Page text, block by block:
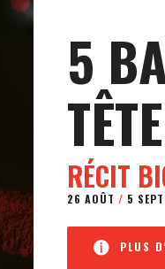
5
TÊTE
RÉCIT
26 AOÛT / 5
PLUS